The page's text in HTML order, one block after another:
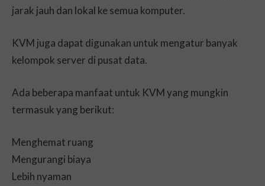
jarak jauh dan lokal ke semua komputer.
KVM juga dapat digunakan untuk mengatur banyak
kelompok server di pusat data.
Ada beberapa manfaat untuk KVM yang mungkin
termasuk yang berikut:
Menghemat ruang
Mengurangi biaya
Lebih nyaman